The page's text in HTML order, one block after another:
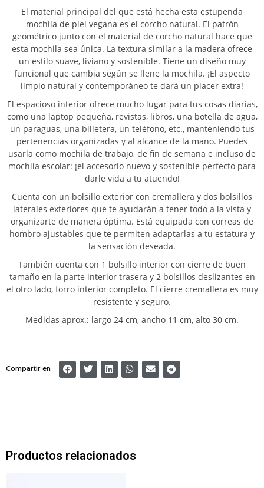
El material principal del que está hecha esta estupenda
mochila de piel vegana es el corcho natural. El patrón
geométrico junto con el material de corcho natural hace que
esta mochila sea única. La textura similar a la madera ofrece
un estilo suave, liviano y sostenible. Tiene un diseño muy
funcional que cambia según se llene la mochila. ¡El aspecto
limpio natural y contemporáneo te dará un placer extra!
El espacioso interior ofrece mucho lugar para tus cosas diarias,
como una laptop pequeña, revistas, libros, una botella de agua,
un paraguas, una billetera, un teléfono, etc., manteniendo tus
pertenencias organizadas y al alcance de la mano. Puedes
usarla como mochila de trabajo, de fin de semana e incluso de
mochila escolar: ¡el accesorio nuevo y sostenible perfecto para
darle vida a tu atuendo!
Cuenta con un bolsillo exterior con cremallera y dos bolsillos
laterales exteriores que te ayudarán a tener todo a la vista y
organizarte de manera óptima. Está equipada con correas de
hombro ajustables que te permiten adaptarlas a tu estatura y
la sensación deseada.
También cuenta con 1 bolsillo interior con cierre de buen
tamaño en la parte interior trasera y 2 bolsillos deslizantes en
el otro lado, forro interior completo. El cierre cremallera es muy
resistente y seguro.
Medidas aprox.: largo 24 cm, ancho 11 cm, alto 30 cm.
Compartir en
Productos relacionados